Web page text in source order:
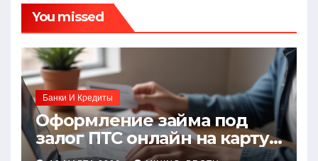
You missed
Банки И Кредиты
Оформление займа под
залог ПТС онлайн на карту
без визита в офис: порядок,